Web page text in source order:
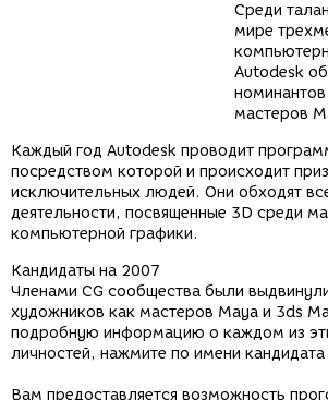
Среди
мире
Autodesk
мастеров
Каждый год Autodesk проводит
посредством которой и происходит
исключительных людей. Они обходят
деятельности, посвященные 3D среди
компьютерной графики.
Кандидаты на 2007
Членами CG сообщества были
художников как мастеров Maya и 3ds
подробную информацию о каждом из
личностей, нажмите по имени кандидата
Вам предоставляется возможность